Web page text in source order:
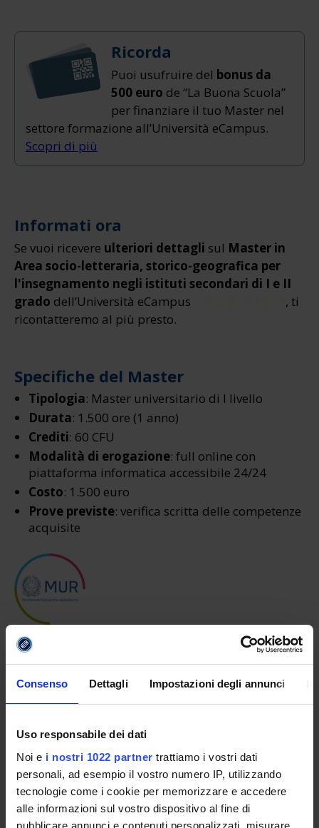
Consenso Dettagli Impostazioni degli annunci
Uso responsabile dei dati
Noi e i nostri 1022 partner trattiamo i vostri dati
personali, ad esempio il vostro numero IP, utilizzando
tecnologie come i cookie per memorizzare e accedere
alle informazioni sul vostro dispositivo al fine di
pubblicare annunci e contenuti personalizzati, misurare
Ricorda
Puoi usufruire del bonus da
500 euro de “La Buona Scuola”
per finanziare il tuo Master nel
settore formazione all’Università eCampus.
Scopri di più
Informati ora
Se vuoi ricevere ulteriori dettagli sul Master in
Area socio-letteraria, storico-geografica per
l'insegnamento negli istituti secondari di I e II
grado dell’Università eCampus
, ti
ricontatteremo al più presto.
Specifiche del Master
Tipologia: Master universitario di I livello
Durata: 1.500 ore (1 anno)
Crediti: 60 CFU
Modalità di erogazione: full online con
piattaforma informatica accessibile 24/24
Costo: 1.500 euro
Prove previste: verifica scritta delle competenze
acquisite
Modalità esami
multipla.
esame da 10 domande inerenti tematiche
mondo scuola.
Punteggio
1 punto in graduatoria